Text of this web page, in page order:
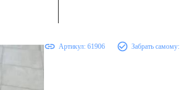
Артикул: 61906 Забрать самому: